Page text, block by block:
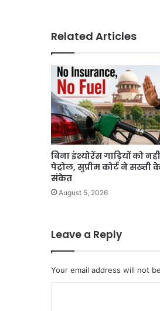
में
Partnership
पर
दिया
जोर
Related Articles
बिना इंश्योरेंस गाड़ियों को
पेट्रोल, सुप्रीम कोर्ट ने सख्ती
संकेत
August 5, 2026
Leave a Reply
Your email address will not